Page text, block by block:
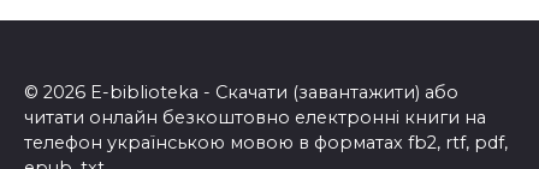
© 2026 E-biblioteka - Скачати (завантажити) або
читати онлайн безкоштовно електронні книги на
телефон українською мовою в форматах fb2, rtf, pdf,